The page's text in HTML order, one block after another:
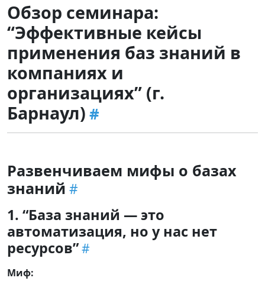
Обзор семинара:
“Эффективные кейсы
применения баз знаний в
компаниях и
организациях” (г.
Барнаул)
Развенчиваем мифы о базах
знаний
1. “База знаний — это
автоматизация, но у нас нет
ресурсов”
Миф: